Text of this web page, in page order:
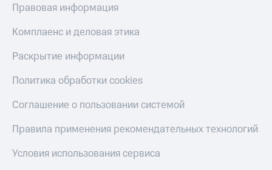
Правовая информация
Комплаенс и деловая этика
Раскрытие информации
Политика обработки cookies
Соглашение о пользовании системой
Правила применения рекомендательных технологий
Условия использования сервиса